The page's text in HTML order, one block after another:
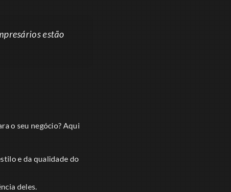
estão
o seu negócio? Aqui
e da qualidade do
deles.